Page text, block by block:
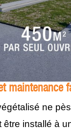
maintenance
ne
être installé à